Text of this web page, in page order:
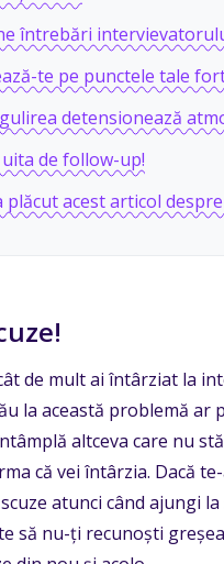
întrebări
te pe punctele tale
detensionează
de follow-up!
plăcut acest articol
de mult ai întârziat la
la această problemă
altceva care nu
că vei întârzia. Dacă
atunci când ajungi
să nu-ți recunoști